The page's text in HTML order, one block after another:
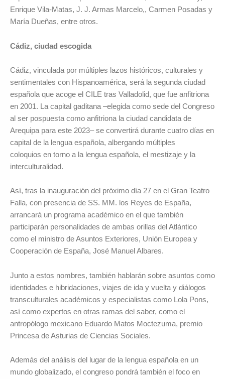
Enrique Vila-Matas, J. J. Armas Marcelo,, Carmen Posadas y
María Dueñas, entre otros.
Cádiz, ciudad escogida
Cádiz, vinculada por múltiples lazos históricos, culturales y
sentimentales con Hispanoamérica, será la segunda ciudad
española que acoge el CILE tras Valladolid, que fue anfitriona
en 2001. La capital gaditana –elegida como sede del Congreso
al ser pospuesta como anfitriona la ciudad candidata de
Arequipa para este 2023– se convertirá durante cuatro días en
capital de la lengua española, albergando múltiples
coloquios en torno a la lengua española, el mestizaje y la
interculturalidad.
Así, tras la inauguración del próximo día 27 en el Gran Teatro
Falla, con presencia de SS. MM. los Reyes de España,
arrancará un programa académico en el que también
participarán personalidades de ambas orillas del Atlántico
como el ministro de Asuntos Exteriores, Unión Europea y
Cooperación de España, José Manuel Albares.
Junto a estos nombres, también hablarán sobre asuntos como
identidades e hibridaciones, viajes de ida y vuelta y diálogos
transculturales académicos y especialistas como Lola Pons,
así como expertos en otras ramas del saber, como el
antropólogo mexicano Eduardo Matos Moctezuma, premio
Princesa de Asturias de Ciencias Sociales.
Además del análisis del lugar de la lengua española en un
mundo globalizado, el congreso pondrá también el foco en